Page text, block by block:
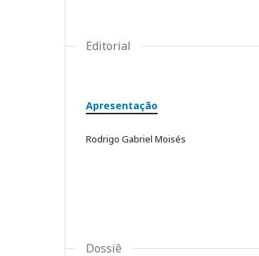
Editorial
Apresentação
Rodrigo Gabriel Moisés
Dossiê